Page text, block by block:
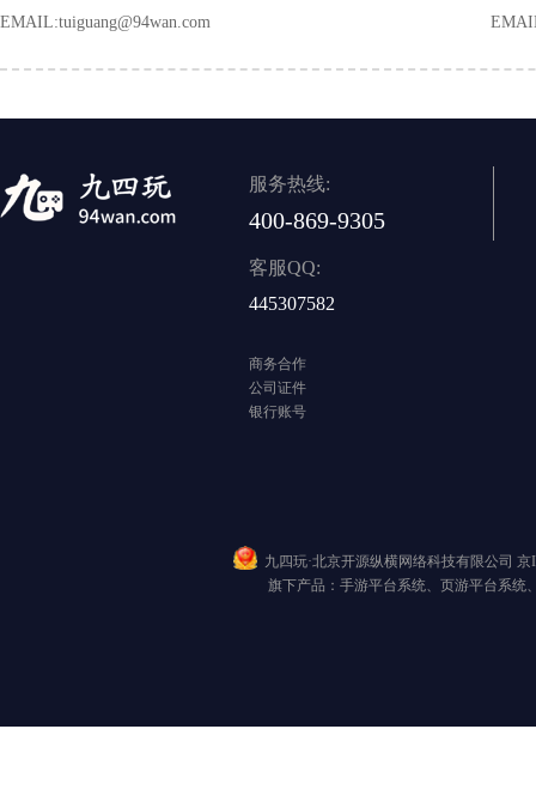
EMAIL:tuiguang@94wan.com
服务热线:
400-869-9305
客服QQ:
445307582
商务合作
公司证件
银行账号
九四玩·北京开源纵横网络科技有限公司 京
旗下产品：手游平台系统、页游平台系统